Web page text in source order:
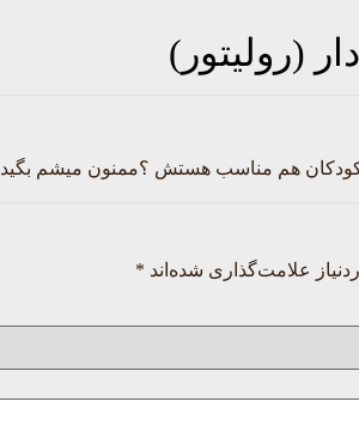
(رولیتور)
هم مناسب هستش ؟ممنون میشم بگید
علامت‌گذاری شده‌اند *